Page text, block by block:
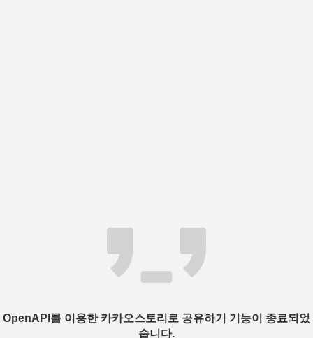
OpenAPI를 이용한 카카오스토리로 공유하기 기능이 종료되었
습니다.